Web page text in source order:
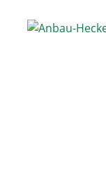
Bildergalerie